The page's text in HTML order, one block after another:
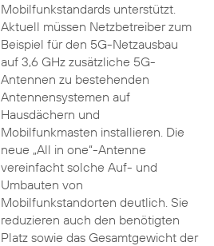
Mobilfunkstandards unterstützt.
Aktuell müssen Netzbetreiber zum
Beispiel für den 5G-Netzausbau
auf 3,6 GHz zusätzliche 5G-
Antennen zu bestehenden
Antennensystemen auf
Hausdächern und
Mobilfunkmasten installieren. Die
neue „All in one“-Antenne
vereinfacht solche Auf- und
Umbauten von
Mobilfunkstandorten deutlich. Sie
reduzieren auch den benötigten
Platz sowie das Gesamtgewicht der